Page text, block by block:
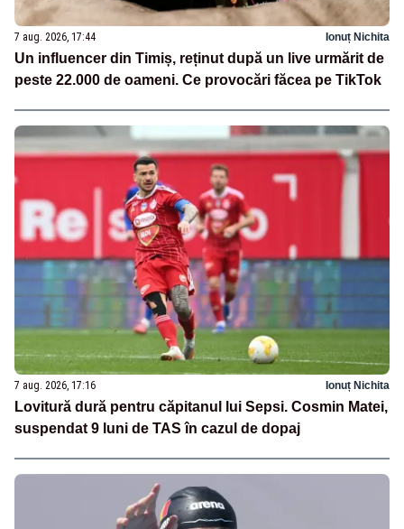
7 aug. 2026, 17:44 Ionuț Nichita
Un influencer din Timiș, reținut după un live urmărit de
peste 22.000 de oameni. Ce provocări făcea pe TikTok
7 aug. 2026, 17:16 Ionuț Nichita
Lovitură dură pentru căpitanul lui Sepsi. Cosmin Matei,
suspendat 9 luni de TAS în cazul de dopaj